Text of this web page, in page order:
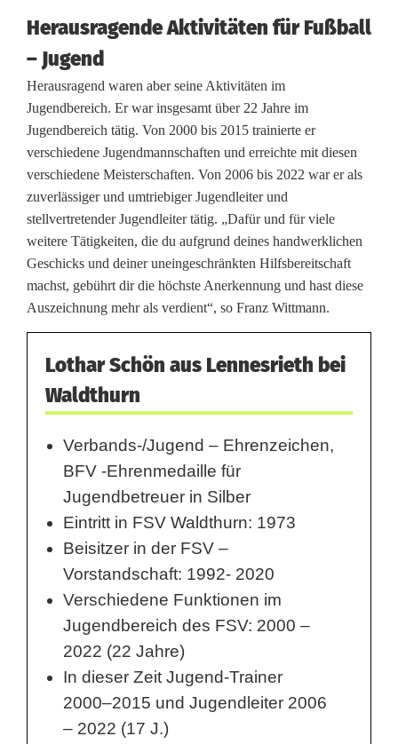
Herausragende Aktivitäten für Fußball
– Jugend
Herausragend waren aber seine Aktivitäten im
Jugendbereich. Er war insgesamt über 22 Jahre im
Jugendbereich tätig. Von 2000 bis 2015 trainierte er
verschiedene Jugendmannschaften und erreichte mit diesen
verschiedene Meisterschaften. Von 2006 bis 2022 war er als
zuverlässiger und umtriebiger Jugendleiter und
stellvertretender Jugendleiter tätig. „Dafür und für viele
weitere Tätigkeiten, die du aufgrund deines handwerklichen
Geschicks und deiner uneingeschränkten Hilfsbereitschaft
machst, gebührt dir die höchste Anerkennung und hast diese
Auszeichnung mehr als verdient“, so Franz Wittmann.
Lothar Schön aus Lennesrieth bei
Waldthurn
Verbands-/Jugend – Ehrenzeichen,
BFV -Ehrenmedaille für
Jugendbetreuer in Silber
Eintritt in FSV Waldthurn: 1973
Beisitzer in der FSV –
Vorstandschaft: 1992- 2020
Verschiedene Funktionen im
Jugendbereich des FSV: 2000 –
2022 (22 Jahre)
In dieser Zeit Jugend-Trainer
2000–2015 und Jugendleiter 2006
– 2022 (17 J.)